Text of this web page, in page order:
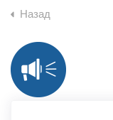
Назад